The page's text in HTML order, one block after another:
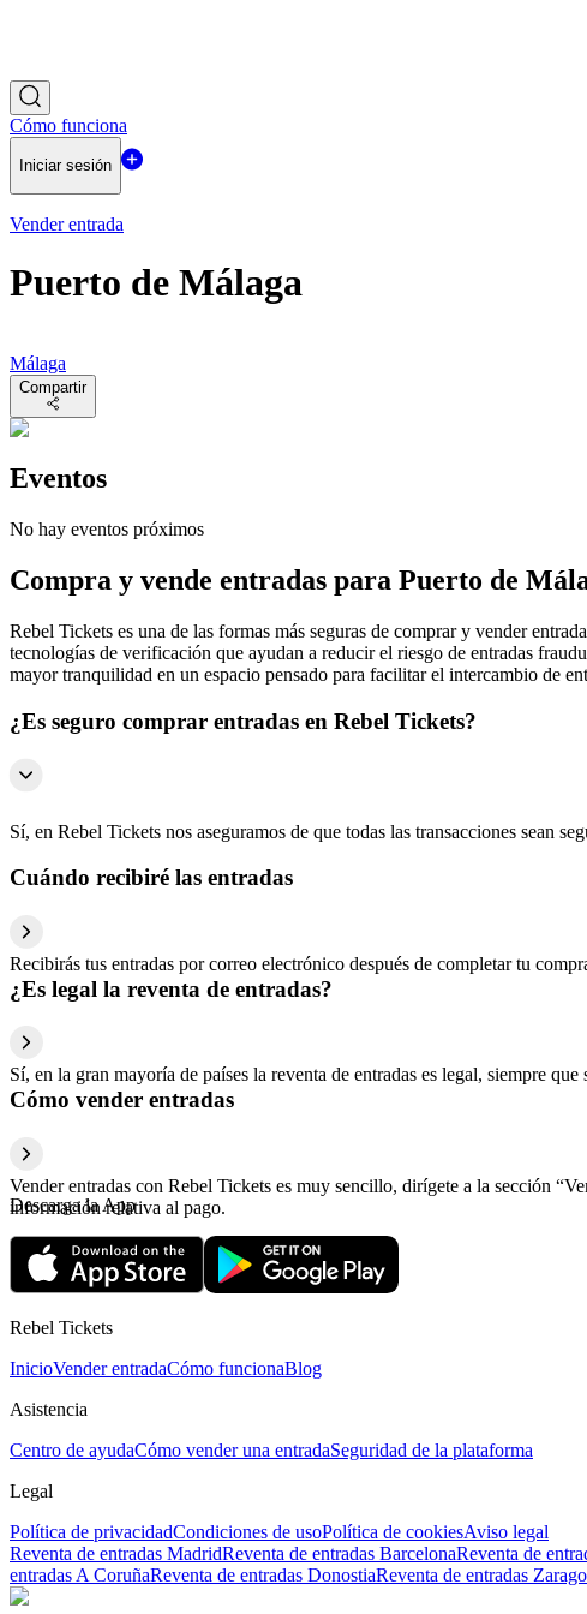
Cómo funciona
Iniciar sesión
Vender entrada
Puerto de Málaga
Málaga
Compartir
Eventos
No hay eventos próximos
Compra y vende entradas para Puerto de
Rebel Tickets es una de las formas más seguras de comprar y vender
tecnologías de verificación que ayudan a reducir el riesgo de entradas
mayor tranquilidad en un espacio pensado para facilitar el intercambio de
¿Es seguro comprar entradas en Rebel Tickets?
Sí, en Rebel Tickets nos aseguramos de que todas las transacciones sean
Cuándo recibiré las entradas
Recibirás tus entradas por correo electrónico después de completar tu
¿Es legal la reventa de entradas?
Sí, en la gran mayoría de países la reventa de entradas es legal, siempre
Cómo vender entradas
Vender entradas con Rebel Tickets es muy sencillo, dirígete a la sección
información relativa al pago.
Descarga la App
Rebel Tickets
InicioVender entradaCómo funcionaBlog
Asistencia
Centro de ayudaCómo vender una entradaSeguridad de la plataforma
Legal
Política de privacidadCondiciones de usoPolítica de cookiesAviso legal
Reventa de entradas MadridReventa de entradas BarcelonaReventa de
entradas A CoruñaReventa de entradas DonostiaReventa de entradas